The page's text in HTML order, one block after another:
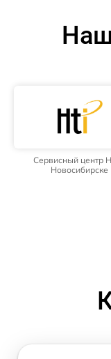
Сервисный центр
Новосибирске